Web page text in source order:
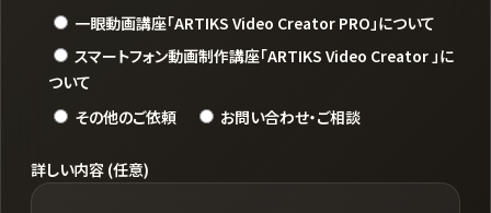
一眼動画講座「ARTIKS Video Creator PRO」について
スマートフォン動画制作講座「ARTIKS Video Creator 」に
ついて
その他のご依頼
お問い合わせ・ご相談
詳しい内容 (任意)